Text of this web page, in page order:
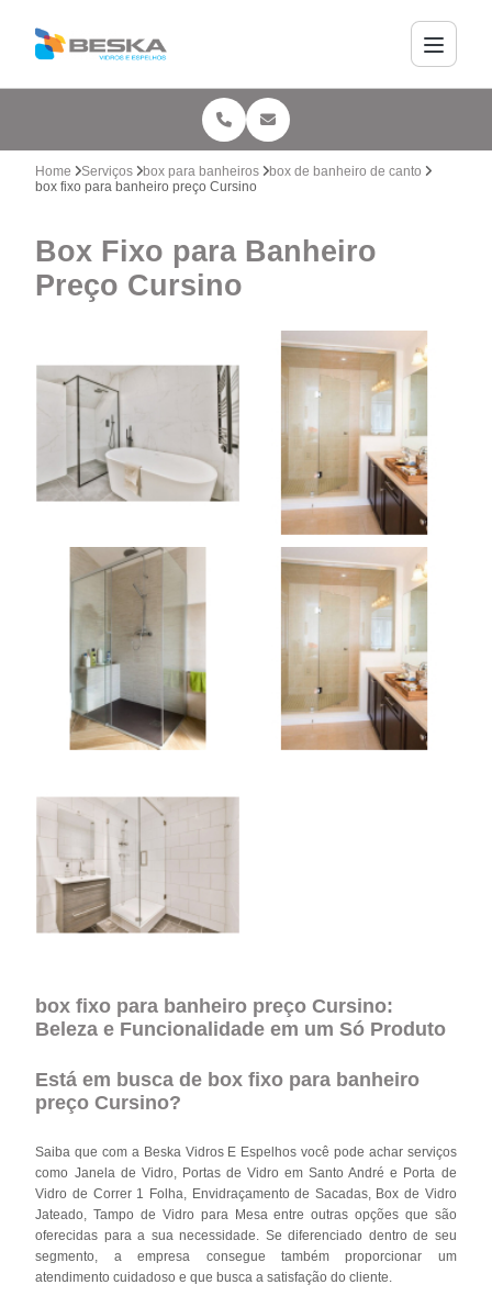
Home Serviços box para banheiros
box de banheiro de canto
box fixo para banheiro preço Cursino
Box Fixo para Banheiro
Preço Cursino
box fixo para banheiro preço Cursino:
Beleza e Funcionalidade em um Só Produto
Está em busca de box fixo para banheiro
preço Cursino?
Saiba que com a Beska Vidros E Espelhos você pode achar serviços
como Janela de Vidro, Portas de Vidro em Santo André e Porta de
Vidro de Correr 1 Folha, Envidraçamento de Sacadas, Box de Vidro
Jateado, Tampo de Vidro para Mesa entre outras opções que são
oferecidas para a sua necessidade. Se diferenciado dentro de seu
segmento, a empresa consegue também proporcionar um
atendimento cuidadoso e que busca a satisfação do cliente.